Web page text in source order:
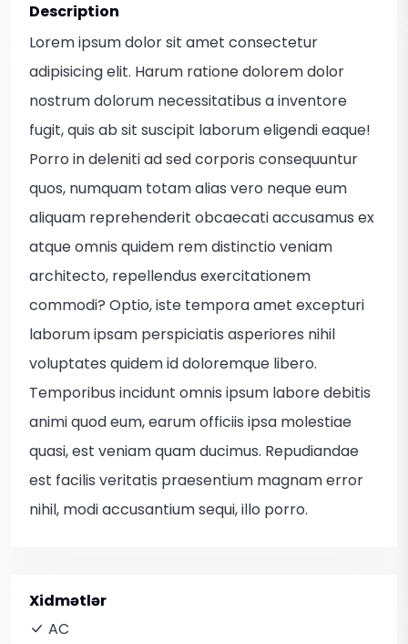
Description
Lorem ipsum dolor sit amet consectetur
adipisicing elit. Harum ratione dolorem dolor
nostrum dolorum necessitatibus a inventore
fugit, quis ab sit suscipit laborum eligendi eaque!
Porro in deleniti ad sed corporis consequuntur
quos, numquam totam alias vero neque eum
aliquam reprehenderit obcaecati accusamus ex
atque omnis quidem rem distinctio veniam
architecto, repellendus exercitationem
commodi? Optio, iste tempora amet excepturi
laborum ipsam perspiciatis asperiores nihil
voluptates quidem id doloremque libero.
Temporibus incidunt omnis ipsum labore debitis
animi quod eum, earum officiis ipsa molestiae
quasi, est veniam quam ducimus. Repudiandae
est facilis veritatis praesentium magnam error
nihil, modi accusantium sequi, illo porro.
Xidmətlər
AC